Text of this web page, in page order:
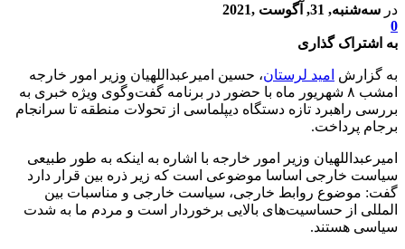
در سه‌شنبه, 31, آگوست ,2021
0
به اشتراک گذاری
به گزارش امید لرستان، حسین امیرعبداللهیان وزیر امور خارجه
امشب ۸ شهریور ماه با حضور در برنامه گفت‌وگوی ویژه خبری به
بررسی راهبرد تازه دستگاه دیپلماسی از تحولات منطقه تا سرانجام
برجام پرداخت.
امیرعبداللهیان وزیر امور خارجه با اشاره به اینکه به طور طبیعی
سیاست خارجی اساسا موضوعی است که زیر ذره بین قرار دارد
گفت: موضوع روابط خارجی، سیاست خارجی و مناسبات بین
المللی از حساسیت‌های بالایی برخوردار است و مردم ما به شدت
سیاسی هستند.